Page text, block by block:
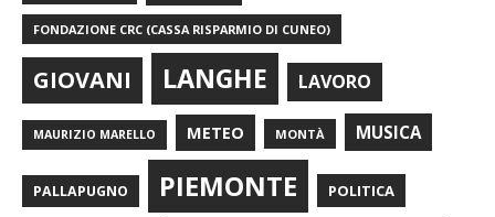
FONDAZIONE CRC (CASSA RISPARMIO DI CUNEO)
GIOVANI LANGHE LAVORO
MAURIZIO MARELLO METEO MONTÀ MUSICA
PALLAPUGNO PIEMONTE POLITICA